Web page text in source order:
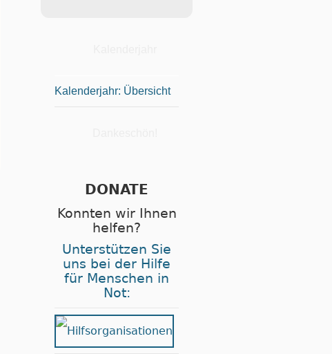
Kalenderjahr: Übersicht
DONATE
Konnten wir Ihnen
helfen?
Unterstützen Sie
uns bei der Hilfe
für Menschen in
Not: